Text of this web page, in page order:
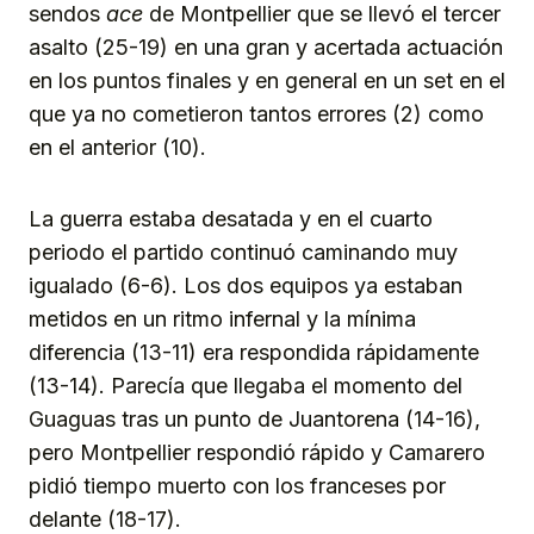
sendos ace de Montpellier que se llevó el tercer
asalto (25-19) en una gran y acertada actuación
en los puntos finales y en general en un set en el
que ya no cometieron tantos errores (2) como
en el anterior (10).
La guerra estaba desatada y en el cuarto
periodo el partido continuó caminando muy
igualado (6-6). Los dos equipos ya estaban
metidos en un ritmo infernal y la mínima
diferencia (13-11) era respondida rápidamente
(13-14). Parecía que llegaba el momento del
Guaguas tras un punto de Juantorena (14-16),
pero Montpellier respondió rápido y Camarero
pidió tiempo muerto con los franceses por
delante (18-17).